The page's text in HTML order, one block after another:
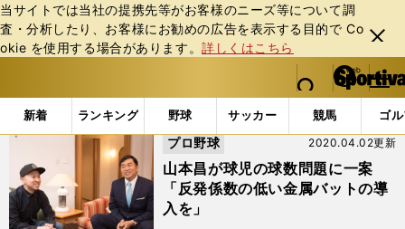
当サイトでは当社の提携先等がお客様のニーズ等について調
査・分析したり、お客様にお勧めの広告を表⽰する⽬的で Co
okie を使⽤する場合があります。詳しくはこちら
閉じ
る
web Sportiva (webスポルティーバ)
検索
マイペ
ー
ジ
メニュ
新着 ランキング 野球 サッカー 競馬 ゴ
b
ス
ル
テ
ィ
ー
「#二宮裕次」の最新ニュース・ 情報
山本昌が球児の球数問題に一案
「反発係数の低い金属バットの導
入を」
2020.04.02更新
プロ野球